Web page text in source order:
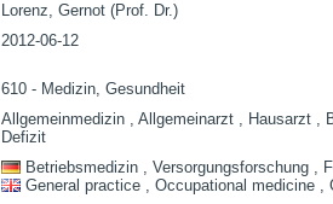
Lorenz, Gernot (Prof. Dr.)
2012-06-12
610 - Medizin, Gesundheit
Allgemeinmedizin , Allgemeinarzt , Hausarzt ,
Defizit
Betriebsmedizin , Versorgungsforschung ,
General practice , Occupational medicine ,